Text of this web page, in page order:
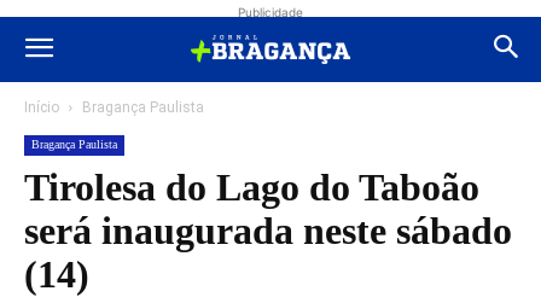
Publicidade
Início Bragança Paulista
Bragança Paulista
Tirolesa do Lago do Taboão
será inaugurada neste sábado
(14)